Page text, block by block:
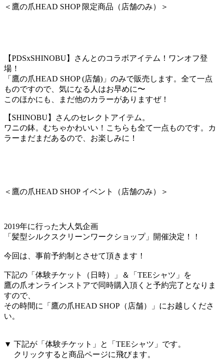
＜鷹の爪HEAD SHOP 限定商品（店舗のみ）＞
【PDSxSHINOBU】さんとのコラボアイテム！ワンオフ登
場！
「鷹の爪HEAD SHOP (店舗)」のみで販売します。全て一点
ものですので、気になる人はお早めに〜
このほかにも、まだ他のカラーがありますぜ！
【SHINOBU】さんのセレクトアイテム。
ワニの鉢。むちゃかわいい！こちらも全て一点ものです。カ
ラーまだまだあるので、お楽しみに！
＜鷹の爪HEAD SHOP イベント（店舗のみ）＞
2019年に行った大人気企画
「髪型シルクスクリーンワークショップ」開催決定！！
今回は、事前予約制とさせて頂きます！
下記の「体験チケット（日時）」＆「TEEシャツ」を
鷹の爪オンラインストアで同時購入頂くと予約完了となりま
すので、
その時間に「鷹の爪HEAD SHOP（店舗）」にお越しくださ
い。
▼ 下記が「体験チケット」と「TEEシャツ」です。
クリックすると商品ページに飛びます。